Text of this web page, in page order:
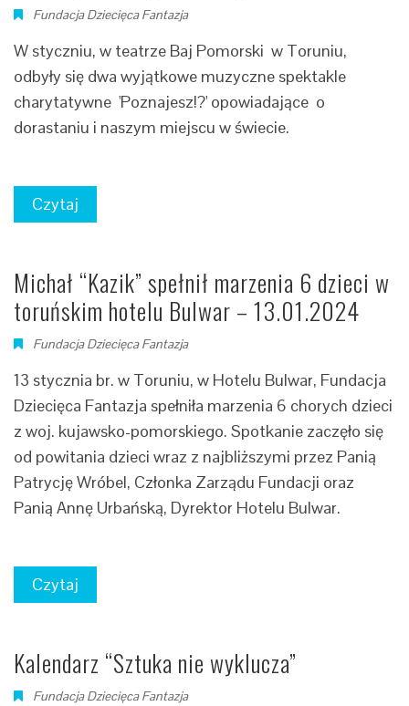
Fundacja Dziecięca Fantazja
W styczniu, w teatrze Baj Pomorski w Toruniu,
odbyły się dwa wyjątkowe muzyczne spektakle
charytatywne 'Poznajesz!?' opowiadające o
dorastaniu i naszym miejscu w świecie.
Czytaj
Michał “Kazik” spełnił marzenia 6 dzieci w
toruńskim hotelu Bulwar – 13.01.2024
Fundacja Dziecięca Fantazja
13 stycznia br. w Toruniu, w Hotelu Bulwar, Fundacja
Dziecięca Fantazja spełniła marzenia 6 chorych dzieci
z woj. kujawsko-pomorskiego. Spotkanie zaczęło się
od powitania dzieci wraz z najbliższymi przez Panią
Patrycję Wróbel, Członka Zarządu Fundacji oraz
Panią Annę Urbańską, Dyrektor Hotelu Bulwar.
Czytaj
Kalendarz “Sztuka nie wyklucza”
Fundacja Dziecięca Fantazja